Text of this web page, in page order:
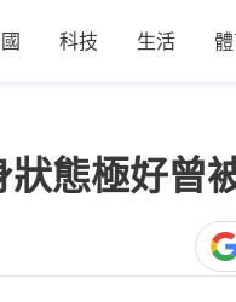
科技 生活
態極好曾